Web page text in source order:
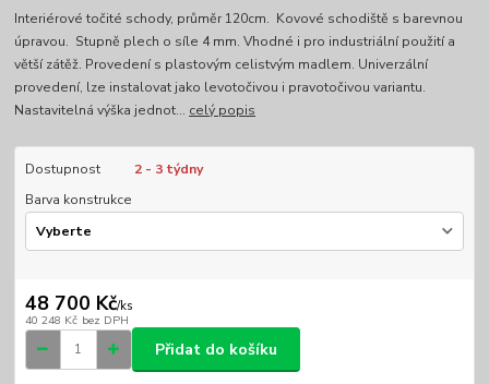
Interiérové točité schody, průměr 120cm. Kovové schodiště s barevnou
úpravou. Stupně plech o síle 4 mm. Vhodné i pro industriální použití a
větší zátěž. Provedení s plastovým celistvým madlem. Univerzální
provedení, lze instalovat jako levotočivou i pravotočivou variantu.
Nastavitelná výška jednot... celý popis
Dostupnost
2 - 3 týdny
Barva konstrukce
48 700 Kč/ks
40 248 Kč bez DPH
Přidat do košíku